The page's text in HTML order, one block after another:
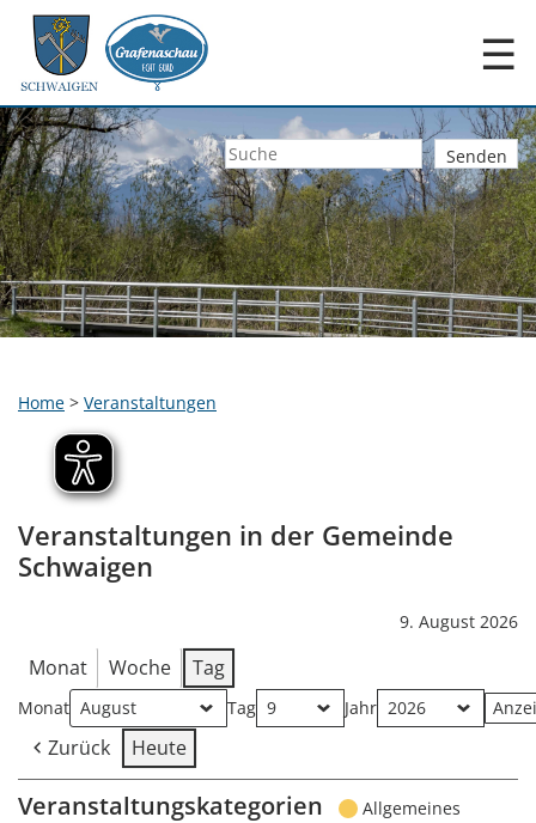
☰
Home > Veranstaltungen
Veranstaltungen in der Gemeinde
Schwaigen
9. August 2026
Monat Woche Tag
Monat Tag Jahr
Zurück Heute
Veranstaltungskategorien
Allgemeines